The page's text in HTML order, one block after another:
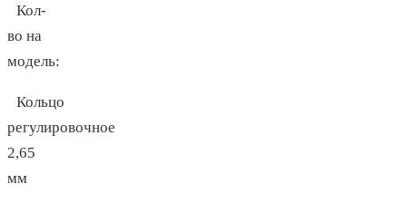
Кол-
во на
модель:
Кольцо
регулировочное
2,65
мм